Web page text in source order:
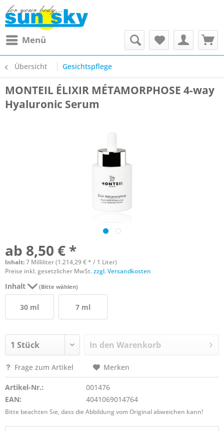
Menü
Übersicht Gesichtspflege
MONTEIL ÉLIXIR MÉTAMORPHOSE 4-way
Hyaluronic Serum
ab 8,50 € *
Inhalt:7 Milliliter (1.214,29 € * / 1 Liter)
Preise inkl. gesetzlicher MwSt.zzgl. Versandkosten
Inhalt (Bitte wählen)
30 ml 7 ml
In den Warenkorb
Frage zum Artikel Merken
Artikel-Nr.:
001476
EAN:
4041069014764
Bitte beachten Sie, dass die Abbildung vom Original abweichen kann!